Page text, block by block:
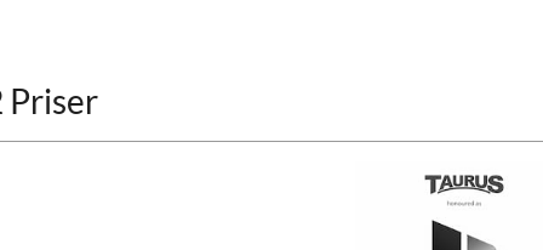
Priser